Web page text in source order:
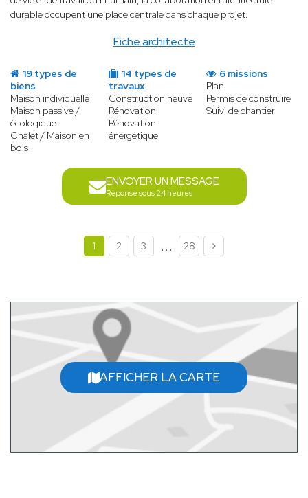
Fiche architecte
durable occupent une place centrale dans chaque projet.
19 types de
biens
Maison individuelle
Maison passive /
écologique
Chalet / Maison en
bois
14 types de
travaux
Construction neuve
Rénovation
Rénovation
énergétique
6 missions
Plan
Permis de construire
Suivi de chantier
ENVOYER UN MESSAGE
Réponse sous 24 heures
1 2 3 ... 28
AFFICHER LA CARTE